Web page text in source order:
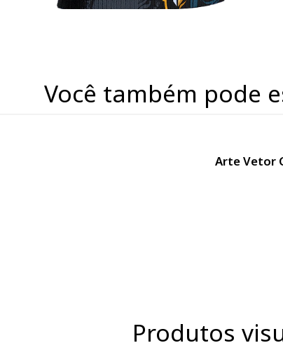
Você também pode
Arte Vetor
Produtos